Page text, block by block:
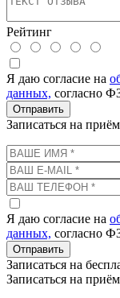
Рейтинг
Я даю согласие на
данных, согласно
Отправить
Записаться на приём
Я даю согласие на
данных, согласно
Отправить
Записаться на
Записаться на приём